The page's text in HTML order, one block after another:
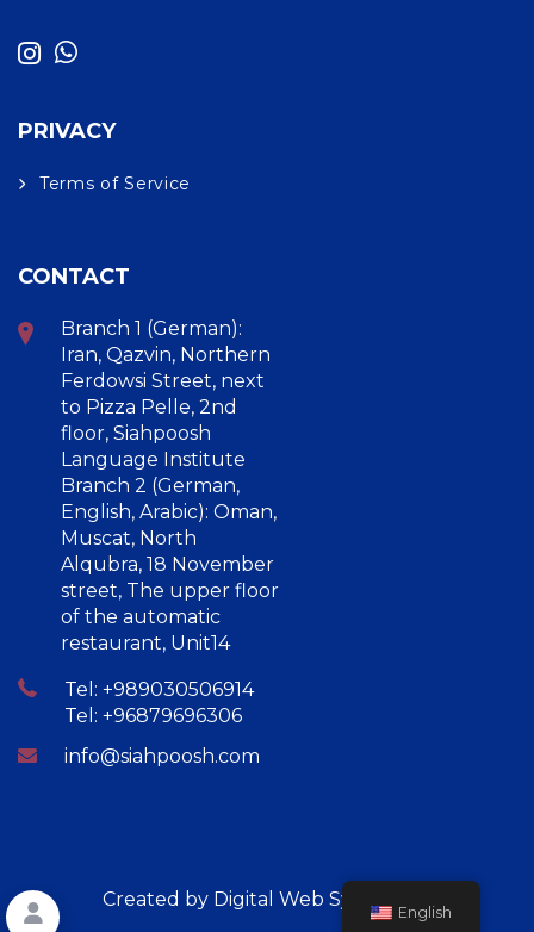
PRIVACY
Terms of Service
CONTACT
Branch 1 (German):
Iran, Qazvin, Northern
Ferdowsi Street, next
to Pizza Pelle, 2nd
floor, Siahpoosh
Language Institute
Branch 2 (German,
English, Arabic): Oman,
Muscat, North
Alqubra, 18 November
street, The upper floor
of the automatic
restaurant, Unit14
Tel: +989030506914
Tel: +96879696306
info@siahpoosh.com
Created by Digital Web Sync
English